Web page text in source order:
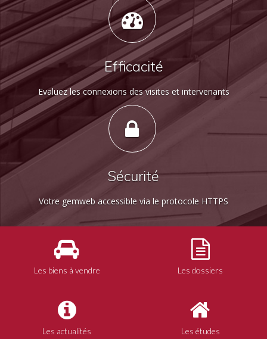
Efficacité
Evaluez les connexions des visites et intervenants
Sécurité
Votre gemweb accessible via le protocole HTTPS
Les biens à vendre Les dossiers
Les actualités Les études